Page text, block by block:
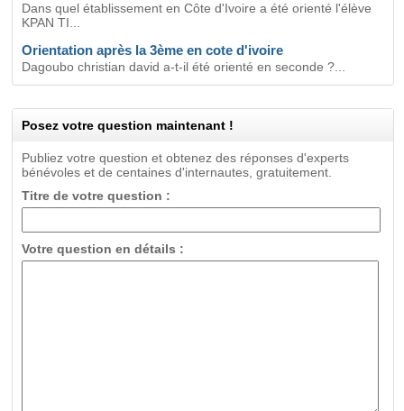
Dans quel établissement en Côte d'Ivoire a été orienté l'élève
KPAN TI...
Orientation après la 3ème en cote d'ivoire
Dagoubo christian david a-t-il été orienté en seconde ?...
Posez votre question maintenant !
Publiez votre question et obtenez des réponses d'experts
bénévoles et de centaines d'internautes, gratuitement.
Titre de votre question :
Votre question en détails :